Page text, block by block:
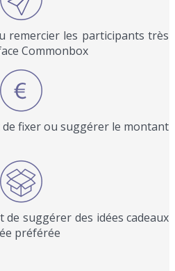
remercier les participants très
Commonbox
fixer ou suggérer le montant
suggérer des idées cadeaux
préférée